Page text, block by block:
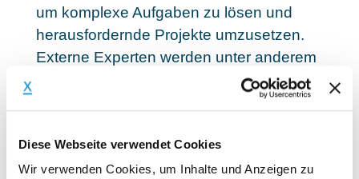
Diese Webseite verwendet Cookies
Wir verwenden Cookies, um Inhalte und Anzeigen zu
um komplexe Aufgaben zu lösen und
herausfordernde Projekte umzusetzen.
Externe Experten werden unter anderem
gesucht, um Prozesse zu optimieren,
besser auszuschöpfen. Die Bandbreite
ist riesig und der Bedarf wird zukünftig